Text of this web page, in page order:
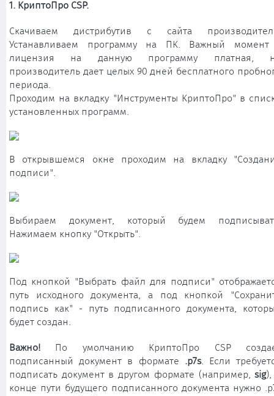
1. КриптоПро CSP.
Скачиваем дистрибутив с сайта
Устанавливаем программу на ПК. Важный
лицензия на данную программу платная,
производитель дает целых 90 дней бесплатного
периода.
Проходим на вкладку "Инструменты КриптоПро" в
установленных программ.
В открывшемся окне проходим на вкладку
подписи".
Выбираем документ, который будем
Нажимаем кнопку "Открыть".
Под кнопкой "Выбрать файл для подписи"
путь исходного документа, а под кнопкой
подпись как" - путь подписанного документа,
будет создан.
Важно! По умолчанию КриптоПро CSP
подписанный документ в формате .p7s. Если
подписать документ в другом формате (например,sig
конце пути будущего подписанного документа нужно